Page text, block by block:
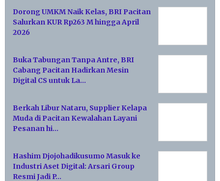
Dorong UMKM Naik Kelas, BRI Pacitan
Salurkan KUR Rp263 M hingga April
2026
Buka Tabungan Tanpa Antre, BRI
Cabang Pacitan Hadirkan Mesin
Digital CS untuk La…
Berkah Libur Nataru, Supplier Kelapa
Muda di Pacitan Kewalahan Layani
Pesanan hi…
Hashim Djojohadikusumo Masuk ke
Industri Aset Digital: Arsari Group
Resmi Jadi P…